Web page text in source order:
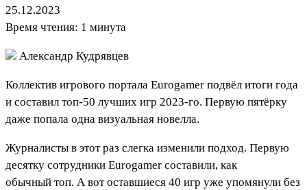
25.12.2023
Время чтения: 1 минута
Александр Кудрявцев
Коллектив игрового портала Eurogamer подвёл итоги года
и составил топ-50 лучших игр 2023-го. Первую пятёрку
даже попала одна визуальная новелла.
Журналисты в этот раз слегка изменили подход. Первую
десятку сотрудники Eurogamer составили, как
обычный топ. А вот оставшиеся 40 игр уже упомянули без